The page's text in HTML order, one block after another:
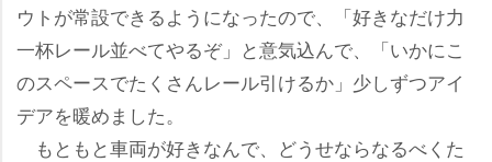
ウトが常設できるようになったので、「好きなだけ力
一杯レール並べてやるぞ」と意気込んで、「いかにこ
のスペースでたくさんレール引けるか」少しずつアイ
デアを暖めました。
もともと車両が好きなんで、どうせならなるべくた